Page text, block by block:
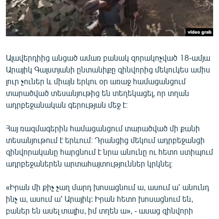
ՏՏ ԵՒ ԻՆՏԵՐՆԵՏ
ԿՈՐՈՆԱՎԻՐՈՒՍ
ՏԵՍԱՆՅՈՒԹԵՐ
ԲԱՆԱՎԵՃ
ՁԳՏԵԼՈՎ ԼԱՎԱԳՈՒՅՆԻՆ
ՓՈԴՔԱՍԹ
Հայերեն
English
ՀԵՏԵՎԵՔ ՄԵԶ
Ալավերդիից անցած ամառ բանակ զորակոչված 18-ամյա
Արայիկ Գալստյանի ընտանիքը զինվորից մեկուկես ամիս
լուր չուներ և միայն երկու օր առաջ համացանցում
տարածված տեսանյութից են տեղեկացել, որ տղան
ադրբեջանական գերության մեջ է։
Հայ ռազմագերին համացանցում տարածված մի քանի
տեսանյութում է երևում։ Դրանցից մեկում ադրբեջանցի
զինվորականը հարցնում է նրա անունը ու հետո ստիպում
ադրբեջաներեն արտահայտություններ կրկնել։
«Իրան մի քիչ չաղ մարդ խոսացնում ա, ասում ա՝ անունդ
ինչ ա, ասում ա՝ Արայիկ: Իրան հետո խոսացնում են,
բաներ են ասել տալիս, իմ տղեն ա», - ասաց զինվորի